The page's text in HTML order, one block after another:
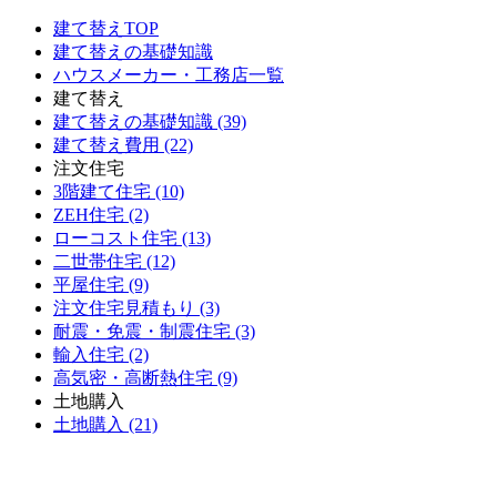
建て替えTOP
建て替えの基礎知識
ハウスメーカー・工務店一覧
建て替え
建て替えの基礎知識 (39)
建て替え費用 (22)
注文住宅
3階建て住宅 (10)
ZEH住宅 (2)
ローコスト住宅 (13)
二世帯住宅 (12)
平屋住宅 (9)
注文住宅見積もり (3)
耐震・免震・制震住宅 (3)
輸入住宅 (2)
高気密・高断熱住宅 (9)
土地購入
土地購入 (21)